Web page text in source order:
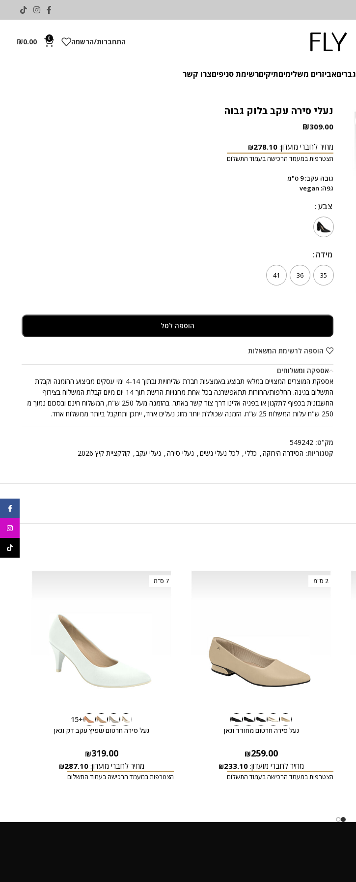
התחברות/הרשמה 0
₪0.00
גבריםאביזרים משלימיםתיקיםרשימת סניפיםצרו קשר
נעלי סירה עקב בלוק גבוה
₪309.00
מחיר לחברי מועדון: ₪278.10
הצטרפות במעמד הרכישה בעמוד התשלום
גובה עקב: 9 ס"מ
גפה: vegan
צבע
צבע
מידה
מידה
35
36
41
הוספה לסל
הוספה לרשימת המשאלות
אספקה ומשלוחים
אספקת המוצרים המצויים במלאי תבוצע באמצעות חברת שליחויות ובתוך 4-14 ימי עסקים מביצוע ההזמנה וקבלת
התשלום בגינה. החלפות/החזרות תתאפשרנה בכל אחת מחנויות הרשת תוך 14 יום מיום קבלת המשלוח בצירוף
החשבונית בכפוף לתקנון או בפניה אלינו דרך צור קשר באתר. בהזמנה מעל 250 ש"ח, המשלוח חינם ובסכום נמוך מ
250 ש"ח עלות המשלוח 25 ש"ח. הזמנה שכוללת יותר מזוג נעלים אחד, ייתכן ותתקבל ביותר ממשלוח אחד.
מק"ט: 549242
קטגוריות: הסידרה הירוקה, כללי, לכל נעלי נשים, נעלי סירה, נעלי עקב, קולקציית קיץ 2026
2 ס"מ
נעל סירה חרטום מחודד וגאן
₪259.00
מחיר לחברי מועדון: ₪233.10
הצטרפות במעמד הרכישה בעמוד התשלום
7 ס"מ
+15
נעל סירה חרטום שפיץ עקב דק וגאן
₪319.00
מחיר לחברי מועדון: ₪287.10
הצטרפות במעמד הרכישה בעמוד התשלום